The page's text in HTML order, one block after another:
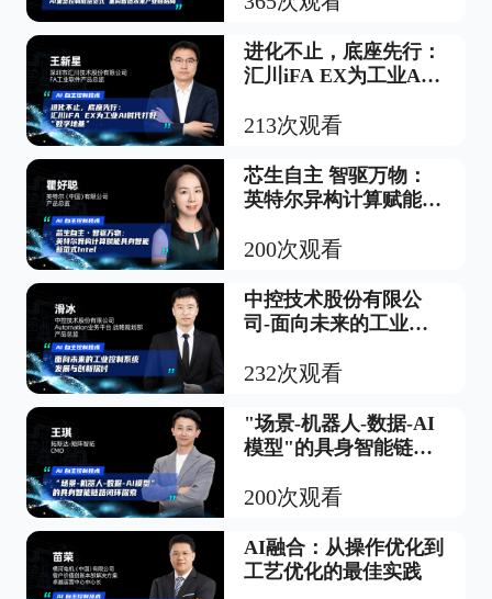
进化不止，底座先行：
汇川iFA EX为工业AI
213次观看
芯生自主 智驱万物：
英特尔异构计算赋能具
200次观看
中控技术股份有限公
司-面向未来的工业控
讨
232次观看
"场景-机器人-数据-AI
模型"的具身智能链路
200次观看
AI融合：从操作优化到
工艺优化的最佳实践